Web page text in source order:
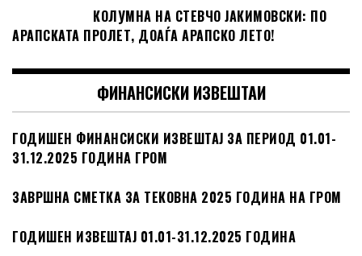
КОЛУМНА НА СТЕВЧО ЈАКИМОВСКИ: ПО
АРАПСКАТА ПРОЛЕТ, ДОАЃА АРАПСКО ЛЕТО!
ФИНАНСИСКИ ИЗВЕШТАИ
ГОДИШЕН ФИНАНСИСКИ ИЗВЕШТАЈ ЗА ПЕРИОД 01.01-
31.12.2025 ГОДИНА ГРОМ
ЗАВРШНА СМЕТКА ЗА ТЕКОВНА 2025 ГОДИНА НА ГРОМ
ГОДИШЕН ИЗВЕШТАЈ 01.01-31.12.2025 ГОДИНА